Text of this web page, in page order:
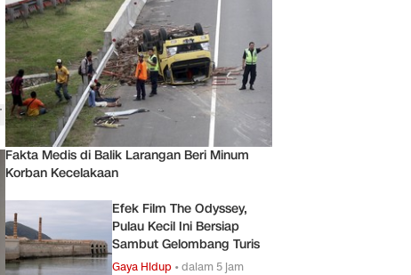
Fakta Medis di Balik Larangan Beri Minum
Korban Kecelakaan
Efek Film The Odyssey,
Pulau Kecil Ini Bersiap
Sambut Gelombang Turis
Gaya Hidup •dalam 5 jam